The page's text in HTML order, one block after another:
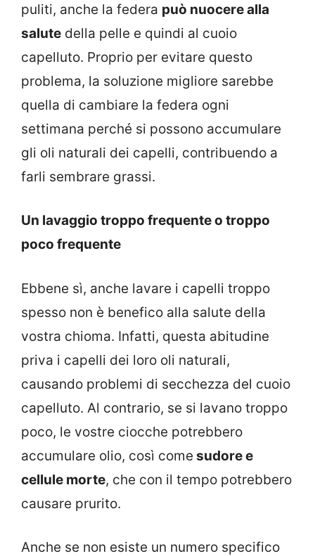
puliti, anche la federa può nuocere alla
salute della pelle e quindi al cuoio
capelluto. Proprio per evitare questo
problema, la soluzione migliore sarebbe
quella di cambiare la federa ogni
settimana perché si possono accumulare
gli oli naturali dei capelli, contribuendo a
farli sembrare grassi.
Un lavaggio troppo frequente o troppo
poco frequente
Ebbene sì, anche lavare i capelli troppo
spesso non è benefico alla salute della
vostra chioma. Infatti, questa abitudine
priva i capelli dei loro oli naturali,
causando problemi di secchezza del cuoio
capelluto. Al contrario, se si lavano troppo
poco, le vostre ciocche potrebbero
accumulare olio, così come sudore e
cellule morte, che con il tempo potrebbero
causare prurito.
Anche se non esiste un numero specifico